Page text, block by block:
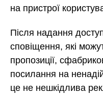
на пристрої
Після надання
сповіщення, які
пропозиції,
посилання на
це не нешкідлива